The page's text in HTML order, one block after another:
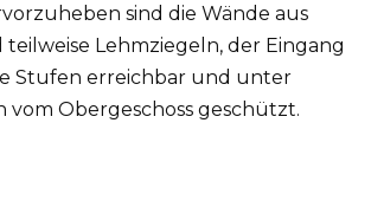
sind die Wände aus
Lehmziegeln, der Eingang
Stufen erreichbar und unter
vom Obergeschoss geschützt.